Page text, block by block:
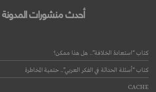
أحدث منشورات المدونة
كتاب “استعادة الخلافة”.. هل هذا ممكن؟
كتاب “أسئلة الحداثة في الفكر العربي”.. حتمية المخاطرة
CACHE